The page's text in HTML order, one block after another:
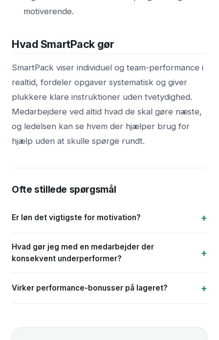
motiverende.
Hvad SmartPack gør
SmartPack viser individuel og team-performance i
realtid, fordeler opgaver systematisk og giver
plukkere klare instruktioner uden tvetydighed.
Medarbejdere ved altid hvad de skal gøre næste,
og ledelsen kan se hvem der hjælper brug for
hjælp uden at skulle spørge rundt.
Ofte stillede spørgsmål
Er løn det vigtigste for motivation?
Hvad gør jeg med en medarbejder der
konsekvent underperformer?
Virker performance-bonusser på lageret?